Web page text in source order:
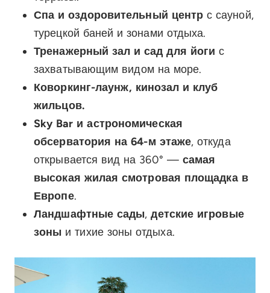
Спа и оздоровительный центр с сауной,
турецкой баней и зонами отдыха.
Тренажерный зал и сад для йоги с
захватывающим видом на море.
Коворкинг-лаунж, кинозал и клуб
жильцов.
Sky Bar и астрономическая
обсерватория на 64-м этаже, откуда
открывается вид на 360° — самая
высокая жилая смотровая площадка в
Европе.
Ландшафтные сады,детские игровые
зоны и тихие зоны отдыха.